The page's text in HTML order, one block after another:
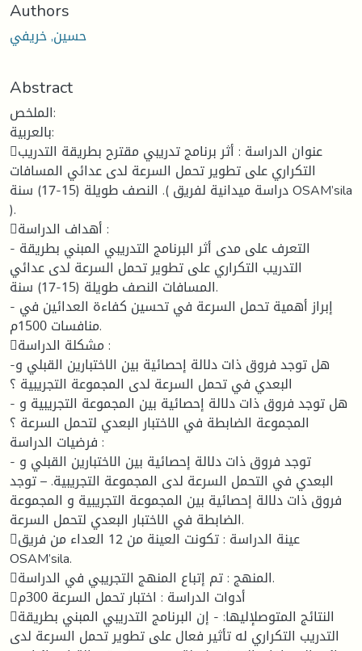
Authors
حسين, خريفي
Abstract
الملخص:
بالعربية:
عنوان الدراسة : أثر برنامج تدريبي مقترح بطريقة التدريب
التكراري على تطوير تحمل السرعة لدى عدائي المسافات
النصف طويلة (15-17) سنة .( دراسة ميدانية لفريق OSAM’sila
).
أهداف الدراسة :
- التعرف على مدى أثر البرنامج التدريبي المبني بطريقة
التدريب التكراري على تطوير تحمل السرعة لدى عدائي
المسافات النصف طويلة (15-17) سنة.
- إبراز أهمية تحمل السرعة في تحسين كفاءة العدائين في
منافسات 1500م.
مشكلة الدراسة :
-هل توجد فروق ذات دلالة إحصائية بين الاختبارين القبلي و
البعدي في تحمل السرعة لدى المجموعة التجريبية ؟
- هل توجد فروق ذات دلالة إحصائية بين المجموعة التجريبية و
المجموعة الضابطة في الاختبار البعدي لتحمل السرعة ؟
فرضيات الدراسة :
- توجد فروق ذات دلالة إحصائية بين الاختبارين القبلي و
البعدي في التحمل السرعة لدى المجموعة التجريبية. – توجد
فروق ذات دلالة إحصائية بين المجموعة التجريبية و المجموعة
الضابطة في الاختبار البعدي لتحمل السرعة.
عينة الدراسة : تكونت العينة من 12 العداء من فريق
OSAM’sila.
المنهج : تم إتباع المنهج التجريبي في الدراسة.
أدوات الدراسة : اختبار تحمل السرعة 300م
النتائج المتوصلإليها: - إن البرنامج التدريبي المبني بطريقة
التدريب التكراري له تأثير فعال على تطوير تحمل السرعة لدى